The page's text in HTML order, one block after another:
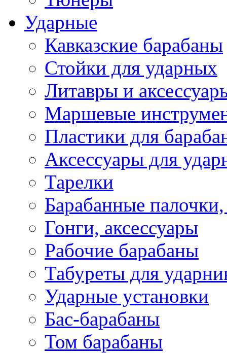
Ударные
Кавказские барабаны
Стойки для ударных
Литавры и
Маршевые
Пластики для
Аксессуары для
Тарелки
Барабанные палочки,
Гонги, аксессуары
Рабочие барабаны
Табуреты для
Ударные установки
Бас-барабаны
Том барабаны